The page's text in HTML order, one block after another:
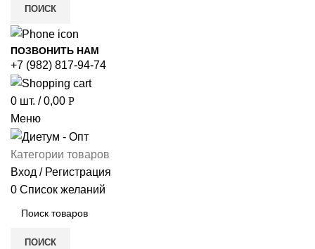
ПОИСК
ПОЗВОНИТЬ НАМ
+7 (982) 817-94-74
0 шт. / 0,00 Р
Меню
Категории товаров
Вход / Регистрация
0 Список желаний
ПОИСК